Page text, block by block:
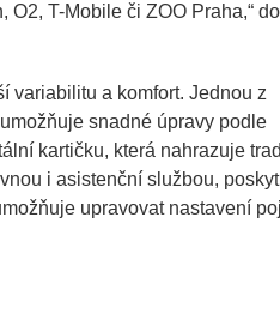
T-Mobile či ZOO Praha,“
variabilitu a komfort. Jednou z
snadné úpravy podle
kartičku, která nahrazuje
i asistenční službou,
upravovat nastavení